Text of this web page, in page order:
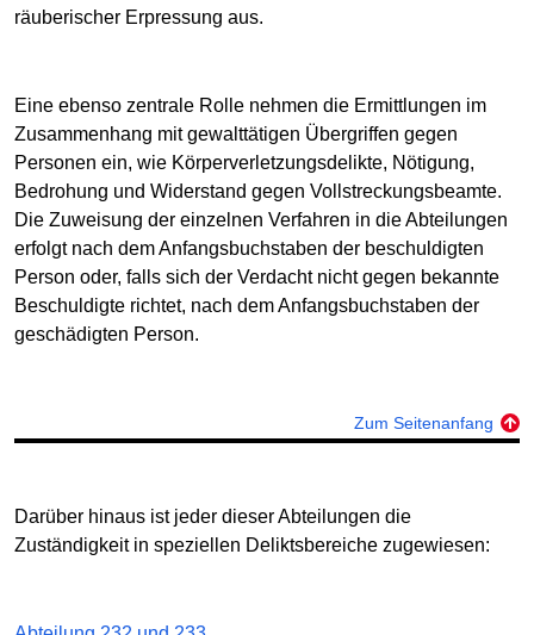
räuberischer Erpressung aus.
Eine ebenso zentrale Rolle nehmen die Ermittlungen im
Zusammenhang mit gewalttätigen Übergriffen gegen
Personen ein, wie Körperverletzungsdelikte, Nötigung,
Bedrohung und Widerstand gegen Vollstreckungsbeamte.
Die Zuweisung der einzelnen Verfahren in die Abteilungen
erfolgt nach dem Anfangsbuchstaben der beschuldigten
Person oder, falls sich der Verdacht nicht gegen bekannte
Beschuldigte richtet, nach dem Anfangsbuchstaben der
geschädigten Person.
Zum Seitenanfang
Darüber hinaus ist jeder dieser Abteilungen die
Zuständigkeit in speziellen Deliktsbereiche zugewiesen: